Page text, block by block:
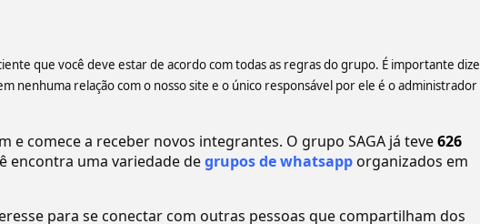
que você deve estar de acordo com todas as regras do grupo. É importante
nenhuma relação com o nosso site e o único responsável por ele é o administrador
e comece a receber novos integrantes. O grupo SAGA já teve626
encontra uma variedade degrupos de whatsapporganizados em
para se conectar com outras pessoas que compartilham dos